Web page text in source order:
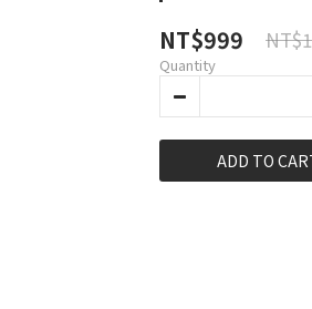
NT$999
Quantity
ADD TO